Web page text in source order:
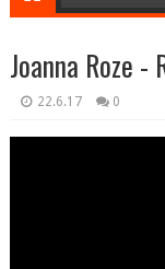
Joanna Roze -
22.6.17 0